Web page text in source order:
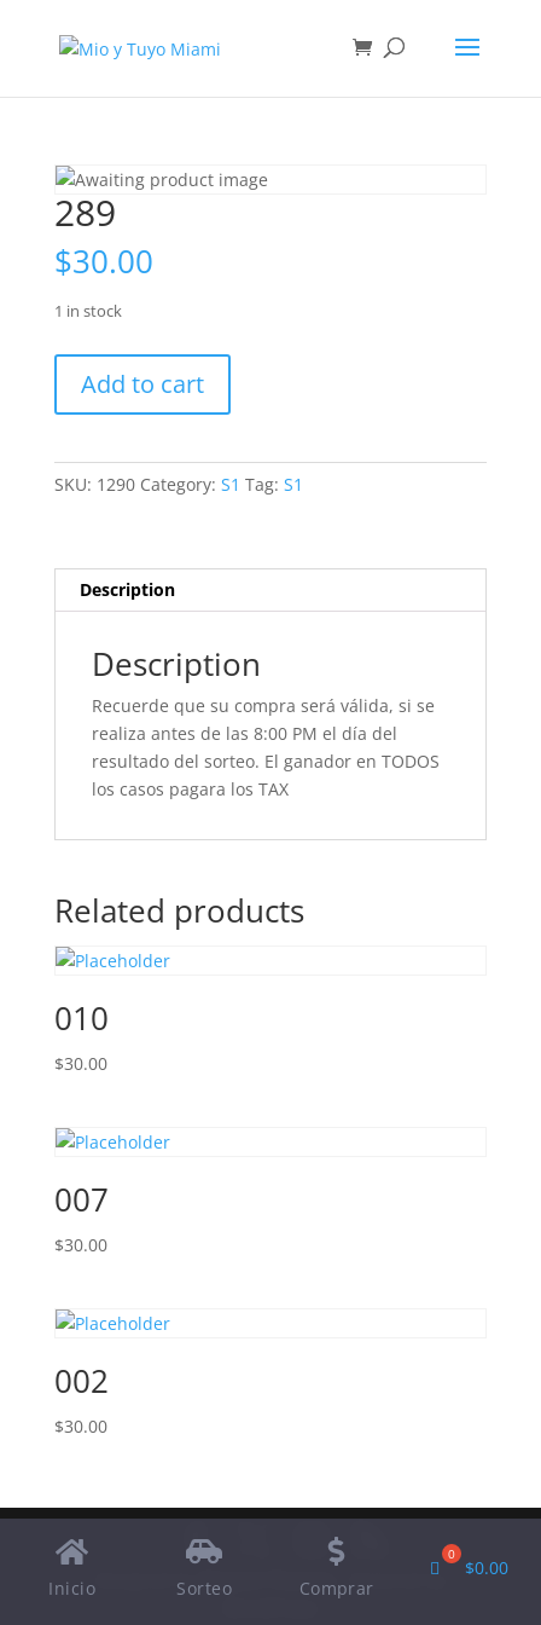
289
$30.00
1 in stock
quantity
Add to cart
SKU: 1290 Category: S1 Tag: S1
Description
Description
Recuerde que su compra será válida, si se
realiza antes de las 8:00 PM el día del
resultado del sorteo. El ganador en TODOS
los casos pagara los TAX
Related products
010
$30.00
007
$30.00
002
$30.00
Designed by Elegant Themes
| Powered by
Inicio Sorteo Comprar
$0.00